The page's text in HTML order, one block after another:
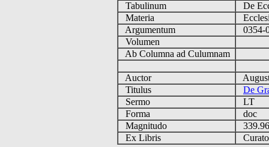
Tabulinum
De
Materia
Argumentum
0354-
Volumen
Ab Columna ad Culumnam
Auctor
Titulus
De
Sermo
LT
Forma
doc
Magnitudo
Ex Libris